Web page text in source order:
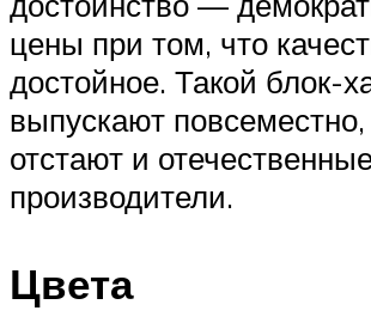
цены при том, что
достойное. Такой блок-
выпускают
отстают и
производители.
Цвета